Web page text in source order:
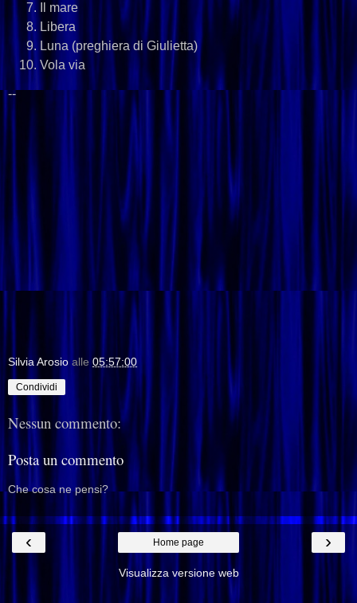
Il mare
Libera
Luna (preghiera di Giulietta)
Vola via
--
Silvia Arosio alle 05:57:00
Condividi
Nessun commento:
Posta un commento
Che cosa ne pensi?
‹ ›
Home page
Visualizza versione web